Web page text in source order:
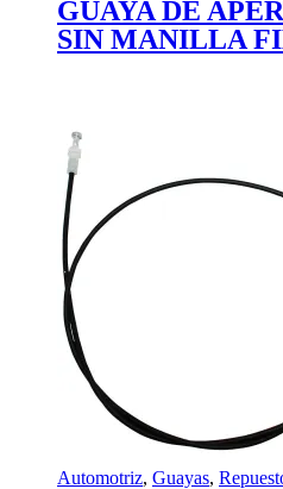
GUAYA DE
SIN MANILLA
Automotriz, Guayas,